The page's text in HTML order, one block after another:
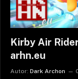
Kirby Air
arhn.eu
Autor: Dark Archon